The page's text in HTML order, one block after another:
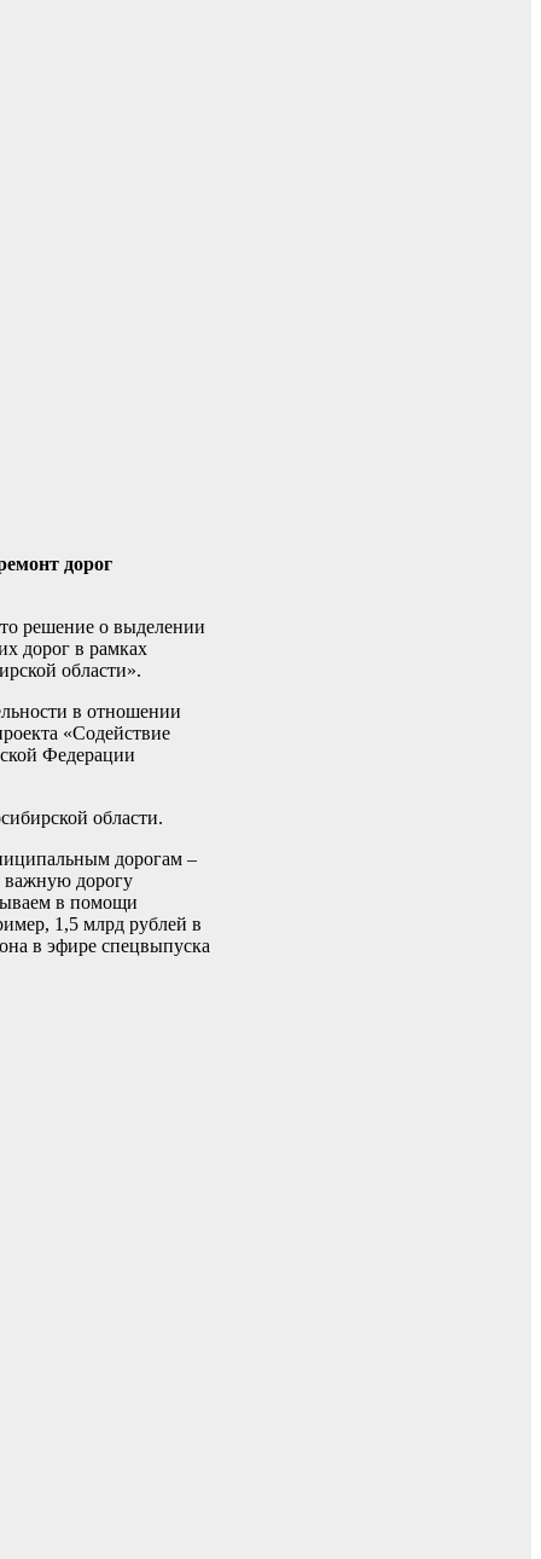
дорог
решение о выделении
дорог в рамках
области».
в отношении
«Содействие
Федерации
области.
дорогам –
важную дорогу
в помощи
1,5 млрд рублей в
в эфире спецвыпуска